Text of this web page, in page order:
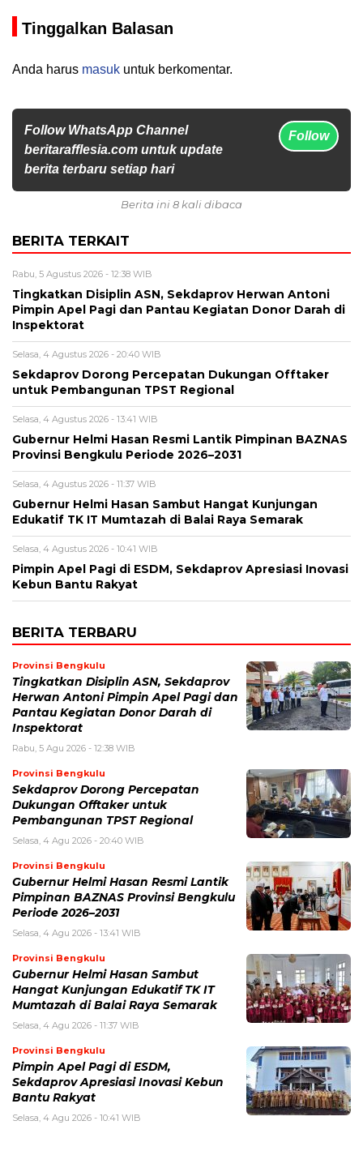
Tinggalkan Balasan
Anda harus masuk untuk berkomentar.
Follow WhatsApp Channel
beritarafflesia.com untuk update
berita terbaru setiap hari
Follow
Berita ini 8 kali dibaca
BERITA TERKAIT
Rabu, 5 Agustus 2026 - 12:38 WIB
Tingkatkan Disiplin ASN, Sekdaprov Herwan Antoni
Pimpin Apel Pagi dan Pantau Kegiatan Donor Darah di
Inspektorat
Selasa, 4 Agustus 2026 - 20:40 WIB
Sekdaprov Dorong Percepatan Dukungan Offtaker
untuk Pembangunan TPST Regional
Selasa, 4 Agustus 2026 - 13:41 WIB
Gubernur Helmi Hasan Resmi Lantik Pimpinan BAZNAS
Provinsi Bengkulu Periode 2026–2031
Selasa, 4 Agustus 2026 - 11:37 WIB
Gubernur Helmi Hasan Sambut Hangat Kunjungan
Edukatif TK IT Mumtazah di Balai Raya Semarak
Selasa, 4 Agustus 2026 - 10:41 WIB
Pimpin Apel Pagi di ESDM, Sekdaprov Apresiasi Inovasi
Kebun Bantu Rakyat
BERITA TERBARU
Provinsi Bengkulu
Tingkatkan Disiplin ASN, Sekdaprov
Herwan Antoni Pimpin Apel Pagi dan
Pantau Kegiatan Donor Darah di
Inspektorat
Rabu, 5 Agu 2026 - 12:38 WIB
Provinsi Bengkulu
Sekdaprov Dorong Percepatan
Dukungan Offtaker untuk
Pembangunan TPST Regional
Selasa, 4 Agu 2026 - 20:40 WIB
Provinsi Bengkulu
Gubernur Helmi Hasan Resmi Lantik
Pimpinan BAZNAS Provinsi Bengkulu
Periode 2026–2031
Selasa, 4 Agu 2026 - 13:41 WIB
Provinsi Bengkulu
Gubernur Helmi Hasan Sambut
Hangat Kunjungan Edukatif TK IT
Mumtazah di Balai Raya Semarak
Selasa, 4 Agu 2026 - 11:37 WIB
Provinsi Bengkulu
Pimpin Apel Pagi di ESDM,
Sekdaprov Apresiasi Inovasi Kebun
Bantu Rakyat
Selasa, 4 Agu 2026 - 10:41 WIB